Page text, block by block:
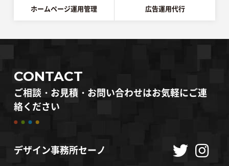
ホームページ運用管理 広告運用代行
CONTACT
ご相談・お見積・お問い合わせはお気軽にご連
絡ください
デザイン事務所セーノ